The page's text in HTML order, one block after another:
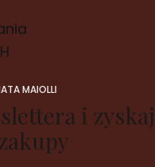
MAIOLLI
i zyskaj